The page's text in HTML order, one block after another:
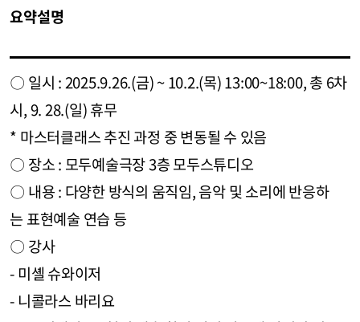
요약설명
〇 일시 : 2025.9.26.(금) ~ 10.2.(목) 13:00~18:00, 총 6차
시, 9. 28.(일) 휴무
* 마스터클래스 추진 과정 중 변동될 수 있음
〇 장소 : 모두예술극장 3층 모두스튜디오
〇 내용 : 다양한 방식의 움직임, 음악 및 소리에 반응하
는 표현예술 연습 등
〇 강사
- 미셸 슈와이저
- 니콜라스 바리요